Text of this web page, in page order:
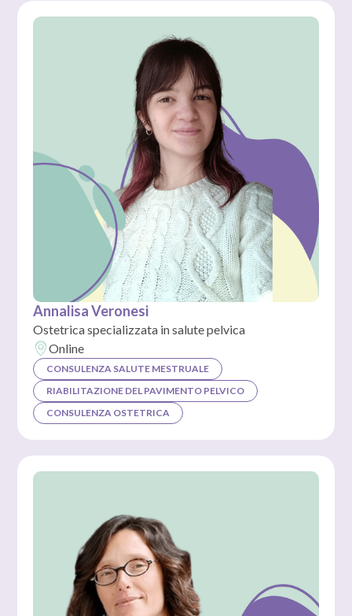
Annalisa Veronesi
Ostetrica specializzata in salute pelvica
Online
CONSULENZA SALUTE MESTRUALE
RIABILITAZIONE DEL PAVIMENTO PELVICO
CONSULENZA OSTETRICA